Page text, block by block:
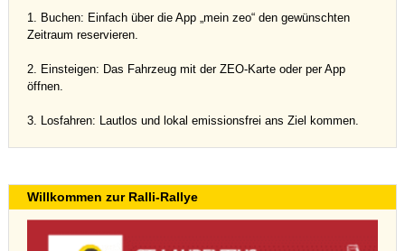
1. Buchen: Einfach über die App „mein zeo“ den gewünschten
Zeitraum reservieren.
2. Einsteigen: Das Fahrzeug mit der ZEO-Karte oder per App
öffnen.
3. Losfahren: Lautlos und lokal emissionsfrei ans Ziel kommen.
Willkommen zur Ralli-Rallye